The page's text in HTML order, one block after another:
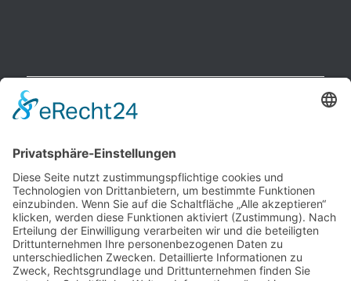
NEUESTE BEITRÄGE
Finanzierungslücken entlarvt: So vermeiden Sie teure
Überraschungen bei Immobilieninvestitionen
Wie Ihr Unternehmen mit cleverer Ressourcenschonung
Betriebskosten spürbar senkt